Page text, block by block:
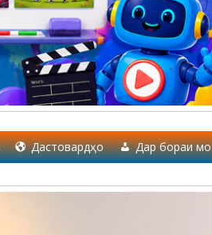
Дастовардҳо Дар бораи мо